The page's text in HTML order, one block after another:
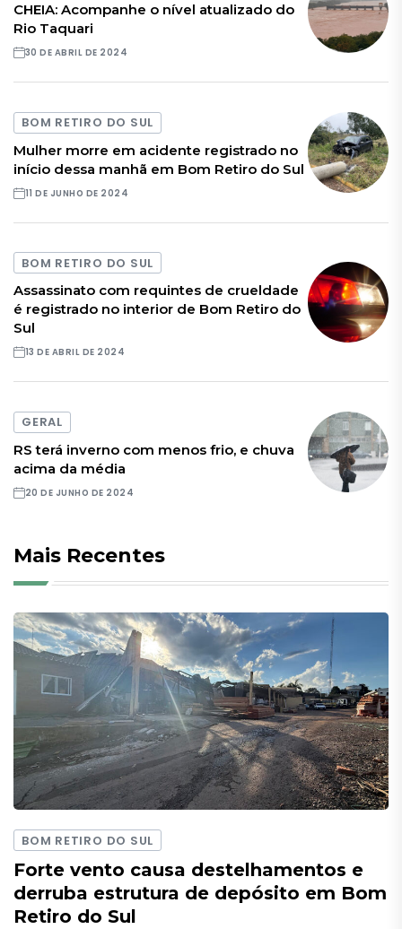
CHEIA: Acompanhe o nível atualizado do
Rio Taquari
30 DE ABRIL DE 2024
BOM RETIRO DO SUL
Mulher morre em acidente registrado no
início dessa manhã em Bom Retiro do Sul
11 DE JUNHO DE 2024
BOM RETIRO DO SUL
Assassinato com requintes de crueldade
é registrado no interior de Bom Retiro do
Sul
13 DE ABRIL DE 2024
GERAL
RS terá inverno com menos frio, e chuva
acima da média
20 DE JUNHO DE 2024
Mais Recentes
BOM RETIRO DO SUL
Forte vento causa destelhamentos e
derruba estrutura de depósito em Bom
Retiro do Sul